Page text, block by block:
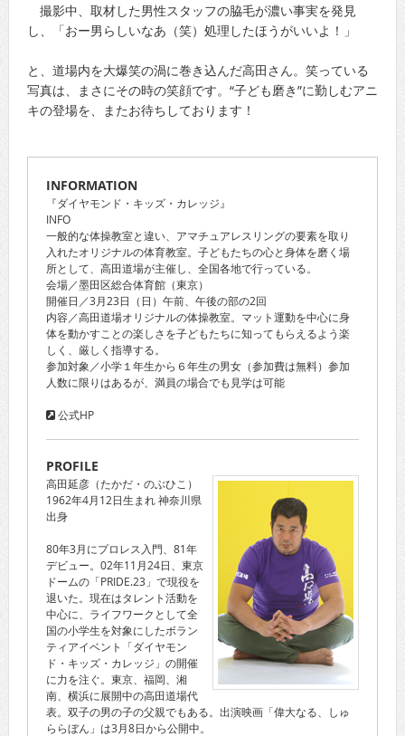
撮影中、取材した男性スタッフの脇毛が濃い事実を発見
し、「おー男らしいなあ（笑）処理したほうがいいよ！」
と、道場内を大爆笑の渦に巻き込んだ高田さん。笑っている
写真は、まさにその時の笑顔です。“子ども磨き”に勤しむアニ
キの登場を、またお待ちしております！
INFORMATION
『ダイヤモンド・キッズ・カレッジ』
INFO
一般的な体操教室と違い、アマチュアレスリングの要素を取り
入れたオリジナルの体育教室。子どもたちの心と身体を磨く場
所として、高田道場が主催し、全国各地で行っている。
会場／墨田区総合体育館（東京）
開催日／3月23日（日）午前、午後の部の2回
内容／高田道場オリジナルの体操教室。マット運動を中心に身
体を動かすことの楽しさを子どもたちに知ってもらえるよう楽
しく、厳しく指導する。
参加対象／小学１年生から６年生の男女（参加費は無料）参加
人数に限りはあるが、満員の場合でも見学は可能
公式HP
PROFILE
高田延彦（たかだ・のぶひこ）
1962年4月12日生まれ 神奈川県
出身
80年3月にプロレス入門、81年
デビュー。02年11月24日、東京
ドームの「PRIDE.23」で現役を
退いた。現在はタレント活動を
中心に、ライフワークとして全
国の小学生を対象にしたボラン
ティアイベント「ダイヤモン
ド・キッズ・カレッジ」の開催
に力を注ぐ。東京、福岡、湘
南、横浜に展開中の高田道場代
表。双子の男の子の父親でもある。出演映画「偉大なる、しゅ
ららぼん」は3月8日から公開中。